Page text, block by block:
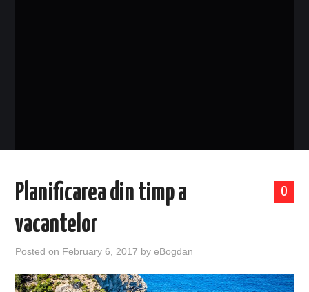
0
Planificarea din timp a
vacantelor
Posted on February 6, 2017 byeBogdan